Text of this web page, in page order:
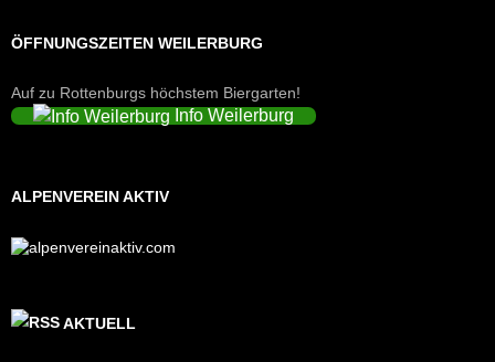
ÖFFNUNGSZEITEN WEILERBURG
Auf zu Rottenburgs höchstem Biergarten!
Info Weilerburg
ALPENVEREIN AKTIV
AKTUELL